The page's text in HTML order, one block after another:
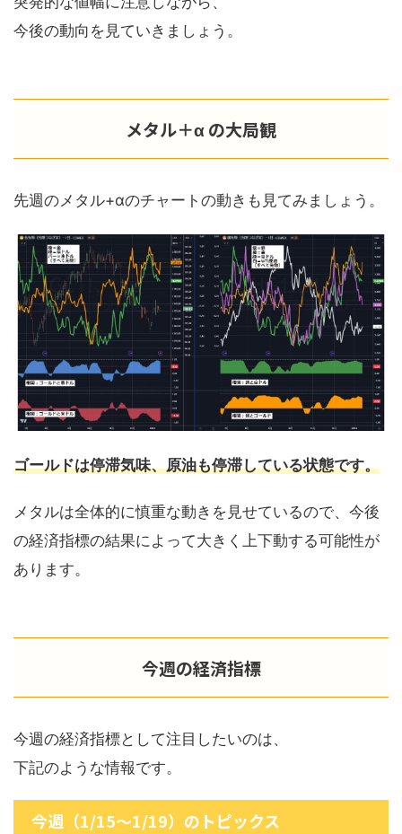
今後の動向を見ていきましょう。
メタル＋α の大局観
先週のメタル+αのチャートの動きも見てみましょう。
ゴールドは停滞気味、原油も停滞している状態です。
メタルは全体的に慎重な動きを見せているので、今後
の経済指標の結果によって大きく上下動する可能性が
あります。
今週の経済指標
今週の経済指標として注目したいのは、
下記のような情報です。
今週（1/15～1/19）のトピックス